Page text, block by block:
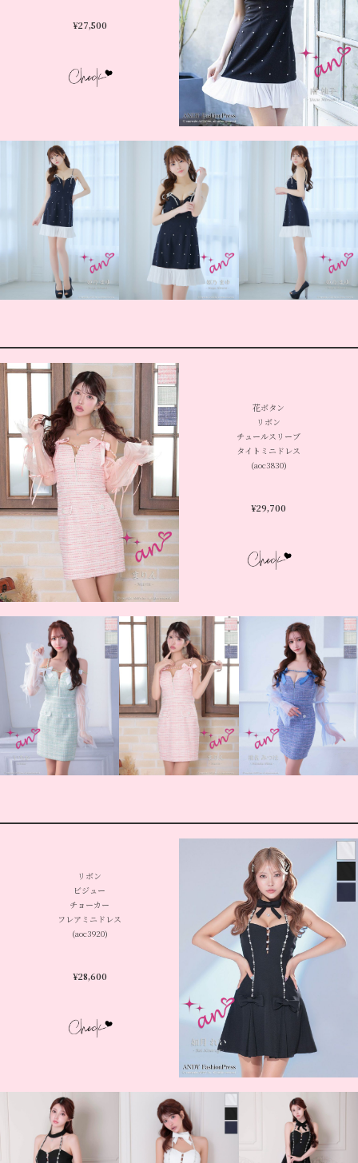
¥27,500
花ボタン
リボン
チュールスリーブ
タイトミニドレス
(aoc3830)
¥29,700
リボン
ビジュー
チョーカー
フレアミニドレス
(aoc3920)
¥28,600